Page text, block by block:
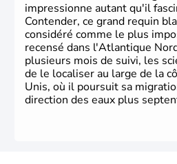
impressionne autant qu'il
Contender, ce grand requin
considéré comme le plus
recensé dans l'Atlantique
plusieurs mois de suivi, les
de le localiser au large de la
Unis, où il poursuit sa
direction des eaux plus